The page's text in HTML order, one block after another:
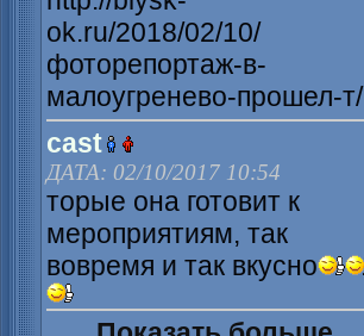
ok.ru/2018/02/10/
фоторепортаж-в-
малоугренево-прошел-т/
cast
ДАТА: 02/10/2017 10:54
торые она готовит к
мероприятиям, так
вовремя и так вкусно